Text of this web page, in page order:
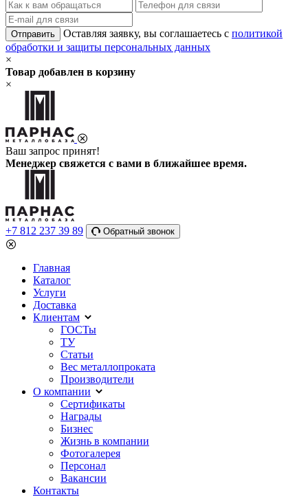
Отправить Оставляя заявку, вы соглашаетесь с политикой
обработки и защиты персональных данных
×
Товар добавлен в корзину
×
Ваш запрос принят!
Менеджер свяжется с вами в ближайшее время.
+7 812 237 39 89 Обратный звонок
Главная
Каталог
Услуги
Доставка
Клиентам
ГОСТы
ТУ
Статьи
Вес металлопроката
Производители
О компании
Сертификаты
Награды
Бизнес
Жизнь в компании
Фотогалерея
Персонал
Вакансии
Контакты